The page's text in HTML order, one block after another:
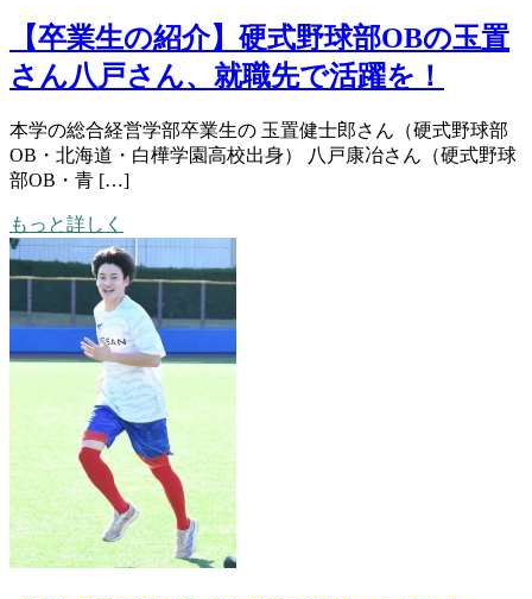
【卒業生の紹介】硬式野球部OBの玉置
さん八戸さん、就職先で活躍を！
本学の総合経営学部卒業生の 玉置健士郎さん（硬式野球部
OB・北海道・白樺学園高校出身） 八戸康冶さん（硬式野球
部OB・青 […]
もっと詳しく